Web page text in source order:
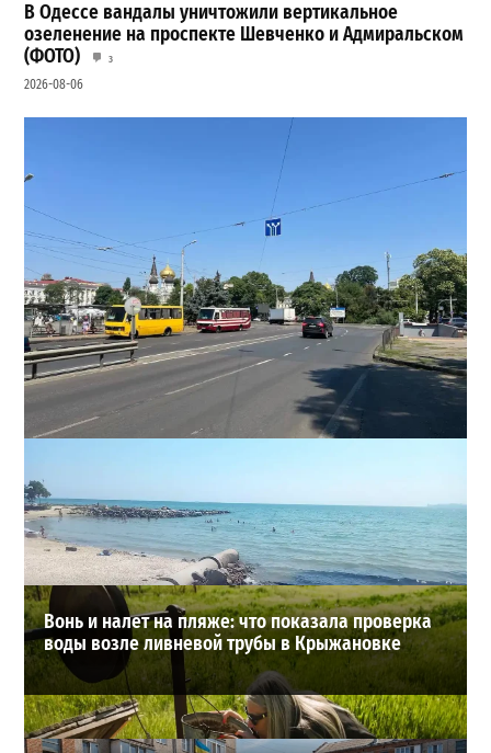
В Одессе вандалы уничтожили вертикальное
озеленение на проспекте Шевченко и Адмиральском
(ФОТО)
3
2026-08-06
движения: что важно знать водителям
2026-08-08
ВИБОР РЕДАКЦИИ
Вонь и налет на пляже: что показала проверка
воды возле ливневой трубы в Крыжановке